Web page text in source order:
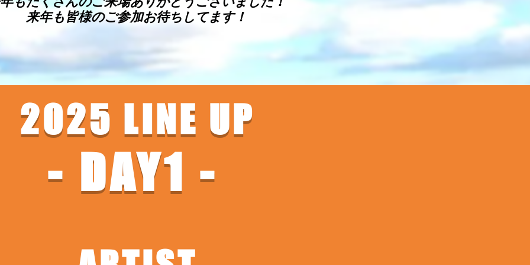
来年も皆様のご参加お待ちしてます！
来年も皆様のご参加お待ちしてます！
2025 LINE UP
- DAY1 -